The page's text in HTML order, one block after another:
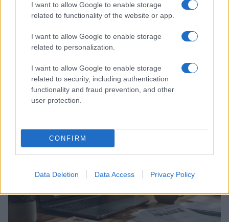
I want to allow Google to enable storage
related to functionality of the website or app.
I want to allow Google to enable storage
related to personalization.
I want to allow Google to enable storage
related to security, including authentication
functionality and fraud prevention, and other
user protection.
CONFIRM
Data Deletion Data Access Privacy Policy
Coupon Amazon nascosti: guida pratica per
massimizzare il risparmio
SCONTI E COUPON